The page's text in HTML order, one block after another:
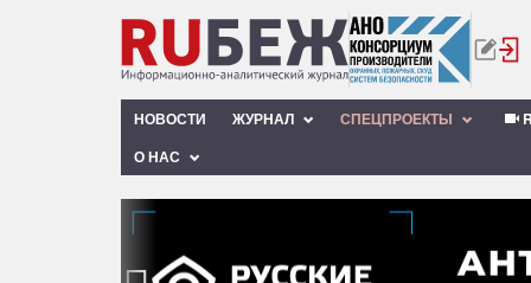
НОВОСТИ ЖУРНАЛ СПЕЦПРОЕКТЫ
О НАС